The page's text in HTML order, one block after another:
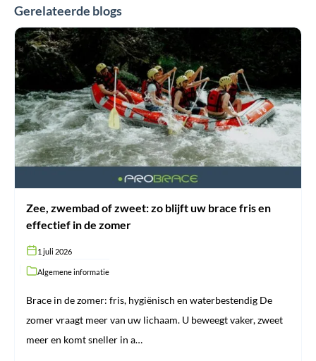
Gerelateerde blogs
Zee,
zwembad
zweet:
zo
blijft
uw
brace
fris
en
effectief
in
zomer
Zee, zwembad of zweet: zo blijft uw brace fris en
effectief in de zomer
1 juli 2026
Algemene informatie
Brace in de zomer: fris, hygiënisch en waterbestendig De
zomer vraagt meer van uw lichaam. U beweegt vaker, zweet
meer en komt sneller in a…